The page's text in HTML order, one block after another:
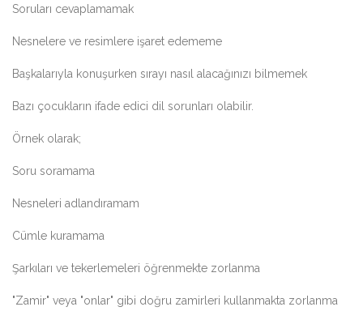
Soruları cevaplamamak
Nesnelere ve resimlere işaret edememe
Başkalarıyla konuşurken sırayı nasıl alacağınızı bilmemek
Bazı çocukların ifade edici dil sorunları olabilir.
Örnek olarak;
Soru soramama
Nesneleri adlandıramam
Cümle kuramama
Şarkıları ve tekerlemeleri öğrenmekte zorlanma
"Zamir" veya "onlar" gibi doğru zamirleri kullanmakta zorlanma